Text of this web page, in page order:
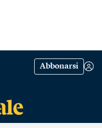
Abbonarsi